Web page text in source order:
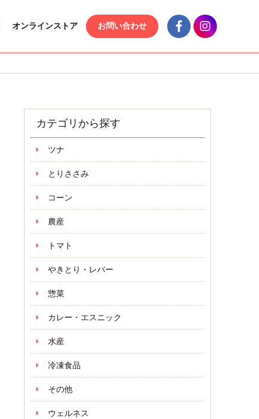
オンラインストア お問い合わせ
カテゴリから探す
ツナ
とりささみ
コーン
農産
トマト
やきとり・レバー
惣菜
カレー・エスニック
水産
冷凍食品
その他
ウェルネス